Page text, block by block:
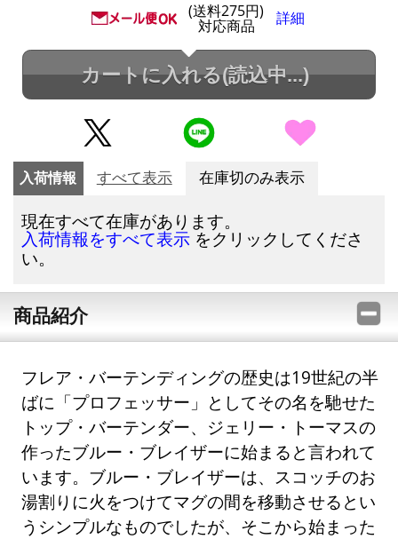
(送料275円)
対応商品 詳細
カートに入れる(読込中...)
入荷情報 すべて表示 在庫切のみ表示
現在すべて在庫があります。
入荷情報をすべて表示 をクリックしてくださ
い。
商品紹介
フレア・バーテンディングの歴史は19世紀の半
ばに「プロフェッサー」としてその名を馳せた
トップ・バーテンダー、ジェリー・トーマスの
作ったブルー・ブレイザーに始まると言われて
います。ブルー・ブレイザーは、スコッチのお
湯割りに火をつけてマグの間を移動させるとい
うシンプルなものでしたが、そこから始まった